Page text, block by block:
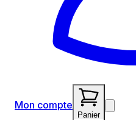
Mon compte
Panier